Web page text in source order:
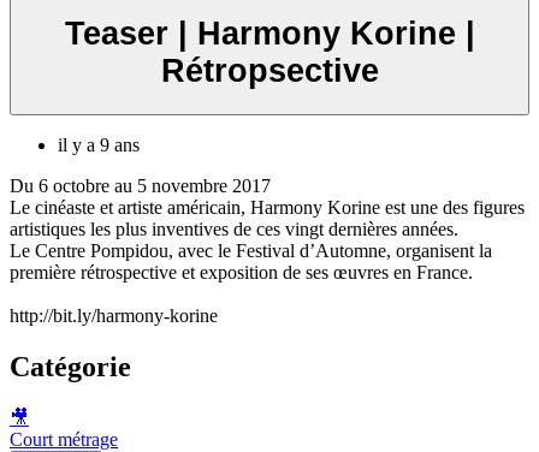
Teaser | Harmony Korine |
Rétropsective
il y a 9 ans
Du 6 octobre au 5 novembre 2017
Le cinéaste et artiste américain, Harmony Korine est une des figures
artistiques les plus inventives de ces vingt dernières années.
Le Centre Pompidou, avec le Festival d’Automne, organisent la
première rétrospective et exposition de ses œuvres en France.
http://bit.ly/harmony-korine
Catégorie
🎥
Court métrage